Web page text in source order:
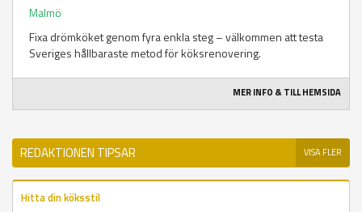
Malmö
Fixa drömköket genom fyra enkla steg – välkommen att testa
Sveriges hållbaraste metod för köksrenovering.
MER INFO & TILL HEMSIDA
REDAKTIONEN TIPSAR VISA FLER
Hitta din köksstil